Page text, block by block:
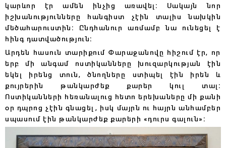
կարևոր էր ամեն ինչից առավել։ Սակայն նոր
իշխանությունները հանգիստ չէին տալիս նախկին
մեծահարուստին։ Ընդհանուր առմամբ նա ունեցել է
հինգ դատվածություն։
Արդեն հասուն տարիքում Փարաջանովը հիշում էր, որ
երբ մի անգամ ոստիկանները խուզարկության էին
եկել իրենց տուն, ծնողները ստիպել էին իրեն և
քույրերին թանկարժեք քարեր կուլ տալ։
Ոստիկանների հեռանալուց հետո երեխաները մի քանի
օր դպրոց չէին գնացել, իսկ մայրն ու հայրն անհամբեր
սպասում էին թանկարժեք քարերի «դուրս գալուն»։